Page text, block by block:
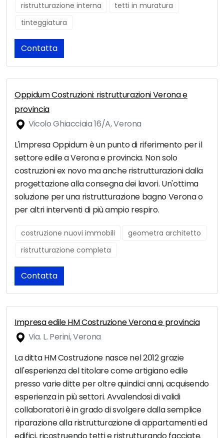
ristrutturazione interna
tetti in muratura
tinteggiatura
Contatta
Oppidum Costruzioni: ristrutturazioni Verona e
provincia
Vicolo Ghiacciaia 16/A, Verona
L'impresa Oppidum è un punto di riferimento per il
settore edile a Verona e provincia. Non solo
costruzioni ex novo ma anche ristrutturazioni dalla
progettazione alla consegna dei lavori. Un'ottima
soluzione per una ristrutturazione bagno Verona o
per altri interventi di più ampio respiro.
costruzione nuovi immobili
geometra architetto
ristrutturazione completa
Contatta
Impresa edile HM Costruzione Verona e provincia
Via. L. Perini, Verona
La ditta HM Costruzione nasce nel 2012 grazie
all'esperienza del titolare come artigiano edile
presso varie ditte per oltre quindici anni, acquisendo
esperienza in più settori. Avvalendosi di validi
collaboratori è in grado di svolgere dalla semplice
riparazione alla ristrutturazione di appartamenti ed